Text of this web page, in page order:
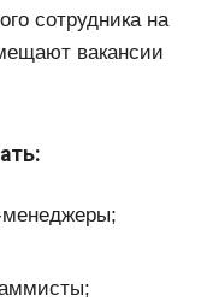
сотрудника на
вакансии
менеджеры;